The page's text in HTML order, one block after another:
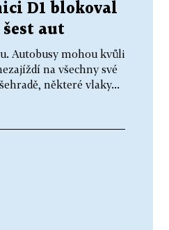
D1 blokoval
aut
Autobusy mohou kvůli
na všechny své
některé vlaky...